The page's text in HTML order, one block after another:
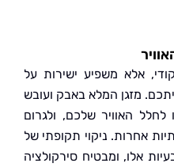
משפיע ישירות על
המלא באבק ועובש
שלכם, ולגרום
ניקוי תקופתי של
ומבטיח סירקולציה